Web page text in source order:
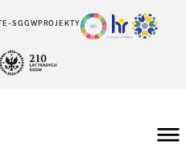
E-SGGWPROJEKTY